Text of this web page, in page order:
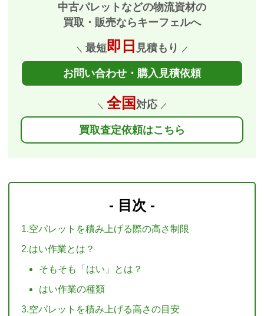
中古パレットなどの物流資材の
買取・販売ならキーフェルへ
＼ 最短即日 見積もり ／
お問い合わせ・購入見積依頼
＼ 全国 対応 ／
買取査定依頼はこちら
- 目次 -
1.空パレットを積み上げる際の高さ制限
2.はい作業とは？
そもそも「はい」とは？
はい作業の種類
3.空パレットを積み上げる高さの目安